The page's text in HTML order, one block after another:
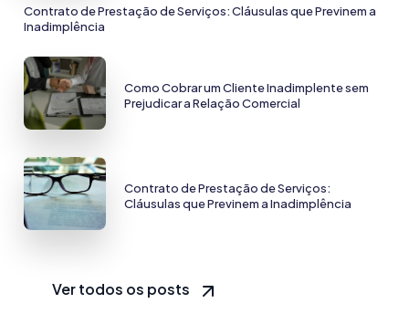
Contrato de Prestação de Serviços: Cláusulas que Previnem a
Inadimplência
Como Cobrar um Cliente Inadimplente sem
Prejudicar a Relação Comercial
Contrato de Prestação de Serviços:
Cláusulas que Previnem a Inadimplência
Ver todos os posts